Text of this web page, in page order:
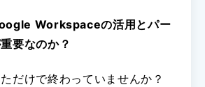
Workspaceの活用とパー
要なのか？
だけで終わっていませんか？